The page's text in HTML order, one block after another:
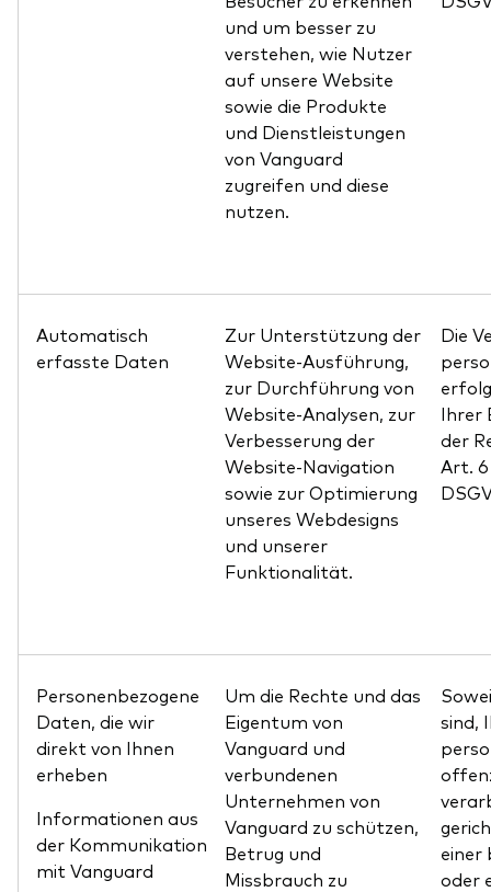
und um besser zu
verstehen, wie Nutzer
auf unsere Website
sowie die Produkte
und Dienstleistungen
von Vanguard
zugreifen und diese
nutzen.
Automatisch
erfasste Daten
Zur Unterstützung der
Website-Ausführung,
zur Durchführung von
Website-Analysen, zur
Verbesserung der
Website-Navigation
sowie zur Optimierung
unseres Webdesigns
und unserer
Funktionalität.
Die
Ihrer
der
Art. 6
Personenbezogene
Daten, die wir
direkt von Ihnen
erheben
Informationen aus
der Kommunikation
mit Vanguard
Um die Rechte und das
Eigentum von
Vanguard und
verbundenen
Unternehmen von
Vanguard zu schützen,
Betrug und
Missbrauch zu
sind,
einer
oder